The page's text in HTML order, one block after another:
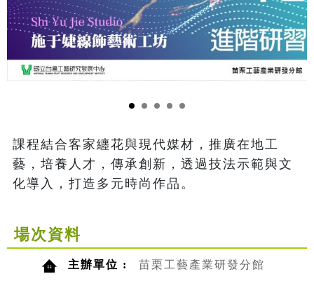
課程結合客家纏花與現代媒材，推廣在地工
藝，培養人才，傳承創新，透過技法示範與文
化導入，打造多元時尚作品。
場次資料
主辦單位 : 苗栗工藝產業研發分館